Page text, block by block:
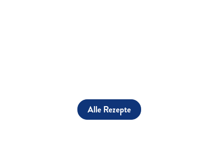
Alle Rezepte